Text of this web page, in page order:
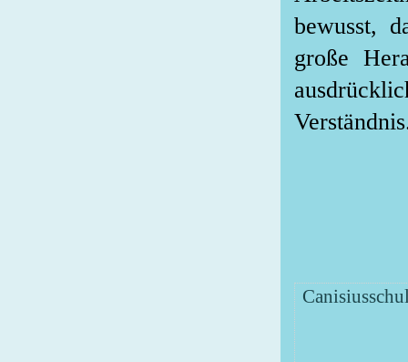
bewusst,
große